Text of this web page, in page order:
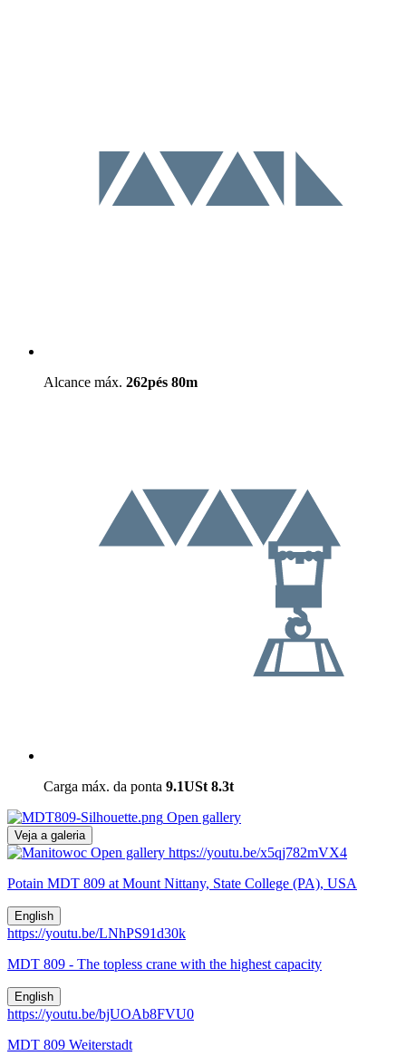
Alcance máx. 262pés 80m
Carga máx. da ponta 9.1USt 8.3t
Open gallery
Veja a galeria
Open gallery https://youtu.be/x5qj782mVX4
Potain MDT 809 at Mount Nittany, State College (PA), USA
English
https://youtu.be/LNhPS91d30k
MDT 809 - The topless crane with the highest capacity
English
https://youtu.be/bjUOAb8FVU0
MDT 809 Weiterstadt